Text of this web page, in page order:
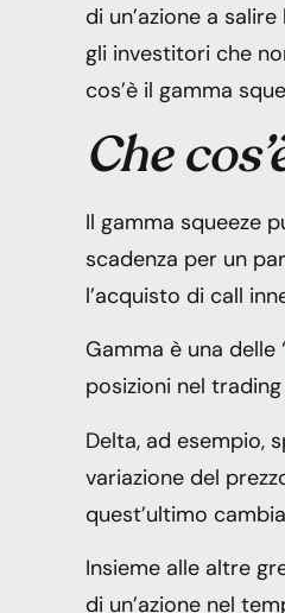
di un’azione a
gli investitori che
cos’è il gamma
Che
Il gamma squeeze
scadenza per un
l’acquisto di call
Gamma è una delle
posizioni nel
Delta, ad esempio,
variazione del
quest’ultimo
Insieme alle altre
di un’azione nel